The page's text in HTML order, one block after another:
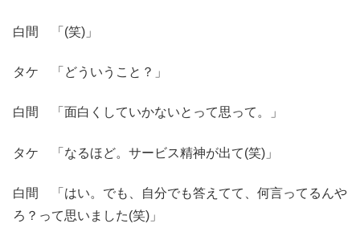
白間 「(笑)」
タケ 「どういうこと？」
白間 「面白くしていかないとって思って。」
タケ 「なるほど。サービス精神が出て(笑)」
白間 「はい。でも、自分でも答えてて、何言ってるんや
ろ？って思いました(笑)」